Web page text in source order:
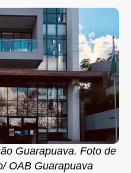
Guarapuava. Foto de
OAB Guarapuava